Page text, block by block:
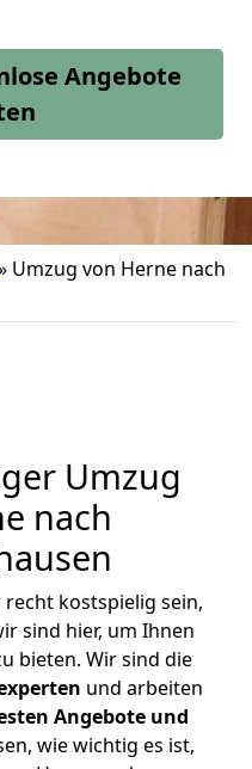
Angebote
Umzug von Herne nach
Umzug
nach
kostspielig sein,
sind hier, um Ihnen
bieten. Wir sind die
und arbeiten
Angebote und
wie wichtig es ist,